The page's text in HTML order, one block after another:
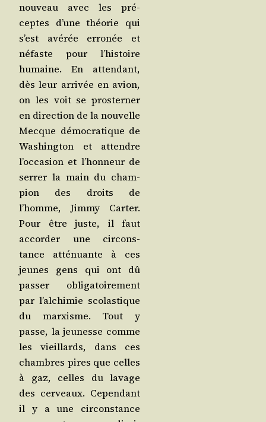
nou­veau avec les pré­
ceptes d’une théo­rie qui
s’est avé­rée erro­née et
néfaste pour l’his­toire
humaine. En atten­dant,
dès leur arri­vée en avion,
on les voit se pros­ter­ner
en direc­tion de la nou­velle
Mecque démo­cra­tique de
Washing­ton et attendre
l’oc­ca­sion et l’hon­neur de
ser­rer la main du cham­
pion des droits de
l’homme, Jim­my Car­ter.
Pour être juste, il faut
accor­der une cir­cons­
tance atté­nuante à ces
jeunes gens qui ont dû
pas­ser obli­ga­toi­re­ment
par l’al­chi­mie sco­las­tique
du mar­xisme. Tout y
passe, la jeu­nesse comme
les vieillards, dans ces
chambres pires que celles
à gaz, celles du lavage
des cer­veaux. Cepen­dant
il y a une cir­cons­tance